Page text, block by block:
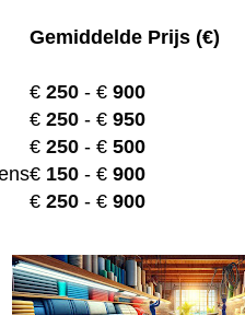
Gemiddelde Prijs (€)
€250 - €900
€250 - €950
€250 - €500
€ 150 - €900
€250 - €900